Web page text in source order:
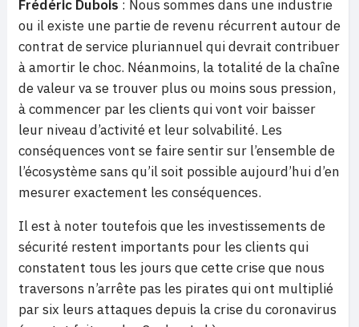
Frédéric Dubois : Nous sommes dans une industrie
ou il existe une partie de revenu récurrent autour de
contrat de service pluriannuel qui devrait contribuer
à amortir le choc. Néanmoins, la totalité de la chaîne
de valeur va se trouver plus ou moins sous pression,
à commencer par les clients qui vont voir baisser
leur niveau d’activité et leur solvabilité. Les
conséquences vont se faire sentir sur l’ensemble de
l’écosystème sans qu’il soit possible aujourd’hui d’en
mesurer exactement les conséquences.
Il est à noter toutefois que les investissements de
sécurité restent importants pour les clients qui
constatent tous les jours que cette crise que nous
traversons n’arrête pas les pirates qui ont multiplié
par six leurs attaques depuis la crise du coronavirus